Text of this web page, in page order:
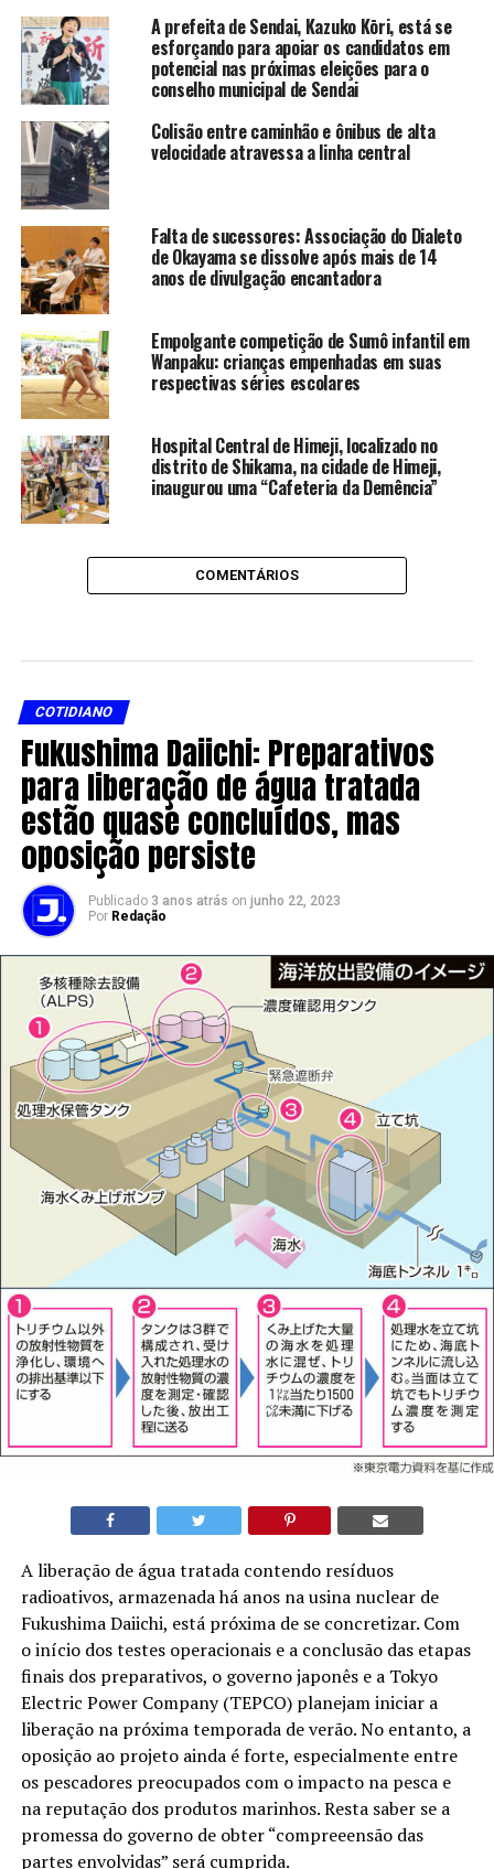
A prefeita de Sendai, Kazuko Kōri, está se
esforçando para apoiar os candidatos em
potencial nas próximas eleições para o
conselho municipal de Sendai
Colisão entre caminhão e ônibus de alta
velocidade atravessa a linha central
Falta de sucessores: Associação do Dialeto
de Okayama se dissolve após mais de 14
anos de divulgação encantadora
Empolgante competição de Sumô infantil em
Wanpaku: crianças empenhadas em suas
respectivas séries escolares
Hospital Central de Himeji, localizado no
distrito de Shikama, na cidade de Himeji,
inaugurou uma “Cafeteria da Demência”
COMENTÁRIOS
COTIDIANO
Fukushima Daiichi: Preparativos
para liberação de água tratada
estão quase concluídos, mas
oposição persiste
Publicado 3 anos atrás on junho 22, 2023
Por Redação
A liberação de água tratada contendo resíduos
radioativos, armazenada há anos na usina nuclear de
Fukushima Daiichi, está próxima de se concretizar. Com
o início dos testes operacionais e a conclusão das etapas
finais dos preparativos, o governo japonês e a Tokyo
Electric Power Company (TEPCO) planejam iniciar a
liberação na próxima temporada de verão. No entanto, a
oposição ao projeto ainda é forte, especialmente entre
os pescadores preocupados com o impacto na pesca e
na reputação dos produtos marinhos. Resta saber se a
promessa do governo de obter “compreeensão das
partes envolvidas” será cumprida.